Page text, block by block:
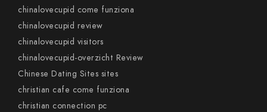
chinalovecupid come funziona
chinalovecupid review
chinalovecupid visitors
chinalovecupid-overzicht Review
Chinese Dating Sites sites
christian cafe come funziona
christian connection pc